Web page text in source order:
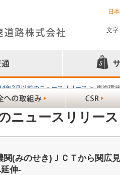
日
文字
年2月以前のニュースリリース > 東海環
ニュースリリース
関(みのせき)ＪＣＴから関広
伸-